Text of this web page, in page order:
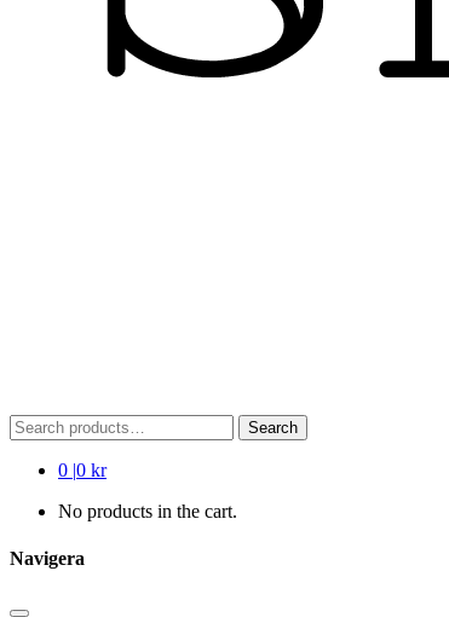
Search
for:
Search
0 |0 kr
No products in the cart.
Navigera